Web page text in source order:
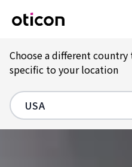
Choose a different
specific to your location